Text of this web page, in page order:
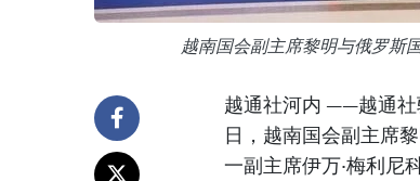
越南国会副主席黎明与俄罗斯
越通社河内 ——越通社
日，越南国会副主席
一副主席伊万·梅利尼